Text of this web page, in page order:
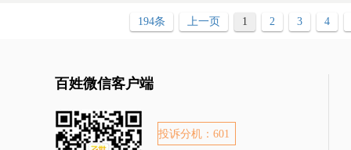
194条 上一页 1 2 3 4
百姓微信客户端
投诉分机：601